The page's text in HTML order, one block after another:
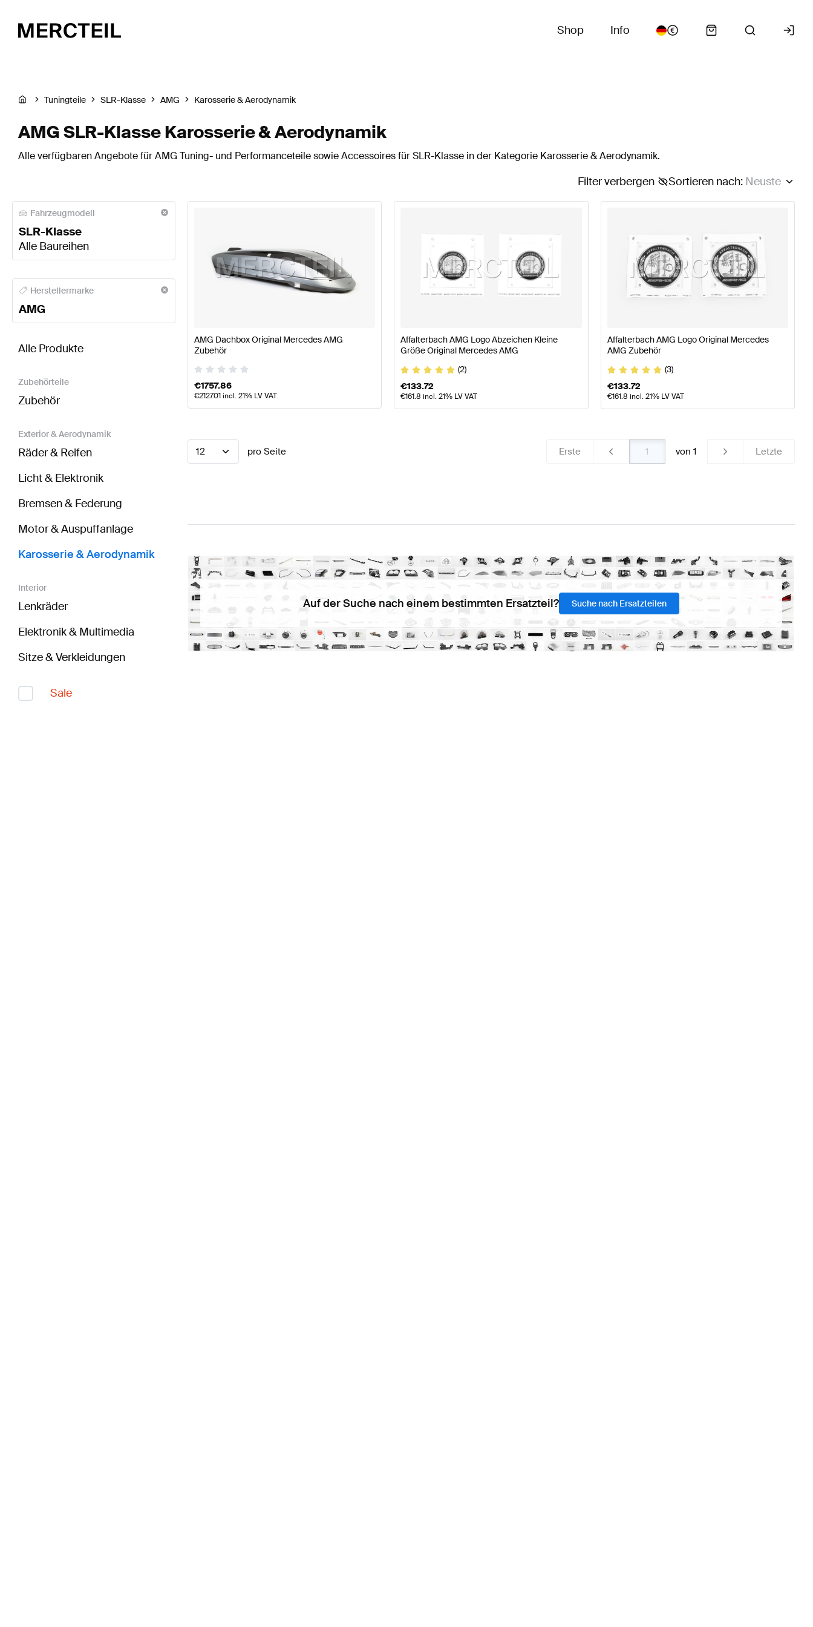
Shop Info
Tuningteile SLR-Klasse AMG Karosserie & Aerodynamik
AMG SLR-Klasse Karosserie & Aerodynamik
Alle verfügbaren Angebote für AMG Tuning- und Performanceteile sowie Accessoires für SLR-Klasse in der Kategorie Karosserie & Aerodynamik.
Sortieren nach: Neuste
Filter verbergen
Fahrzeugmodell
SLR-Klasse
Alle Baureihen
AMG A-Klasse Karosserie & AerodynamikAMG A-Klasse W177 Modellpflege Karosserie & AerodynamikAMG A-Klasse W177 Karosserie & AerodynamikAMG A-
Herstellermarke
AMG
BRABUS SLR-Klasse Karosserie & AerodynamikAMG SLR-Klasse Karosserie & AerodynamikMercedes-Benz SLR-Klasse Karosserie & Aerodynamik
Alle Produkte
Zubehörteile
Zubehör
Exterior & Aerodynamik
Räder & Reifen
Licht & Elektronik
Bremsen & Federung
Motor & Auspuffanlage
Karosserie & Aerodynamik
Interior
Lenkräder
Elektronik & Multimedia
Sitze & Verkleidungen
Sale
AMG Dachbox Original Mercedes AMG
Zubehör
€1757.86
€2127.01incl. 21% LV VAT
Affalterbach AMG Logo Abzeichen Kleine
Größe Original Mercedes AMG
(2)
€133.72
€161.8 incl. 21% LV VAT
Affalterbach AMG Logo Original Mercedes
AMG Zubehör
(3)
€133.72
€161.8 incl. 21% LV VAT
12 pro Seite Erste von 1 Letzte
Auf der Suche nach einem bestimmten Ersatzteil? Suche nach Ersatzteilen